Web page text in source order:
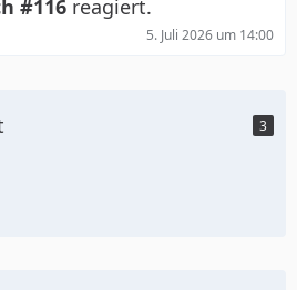
#116 reagiert.
5. Juli 2026 um 14:00
3